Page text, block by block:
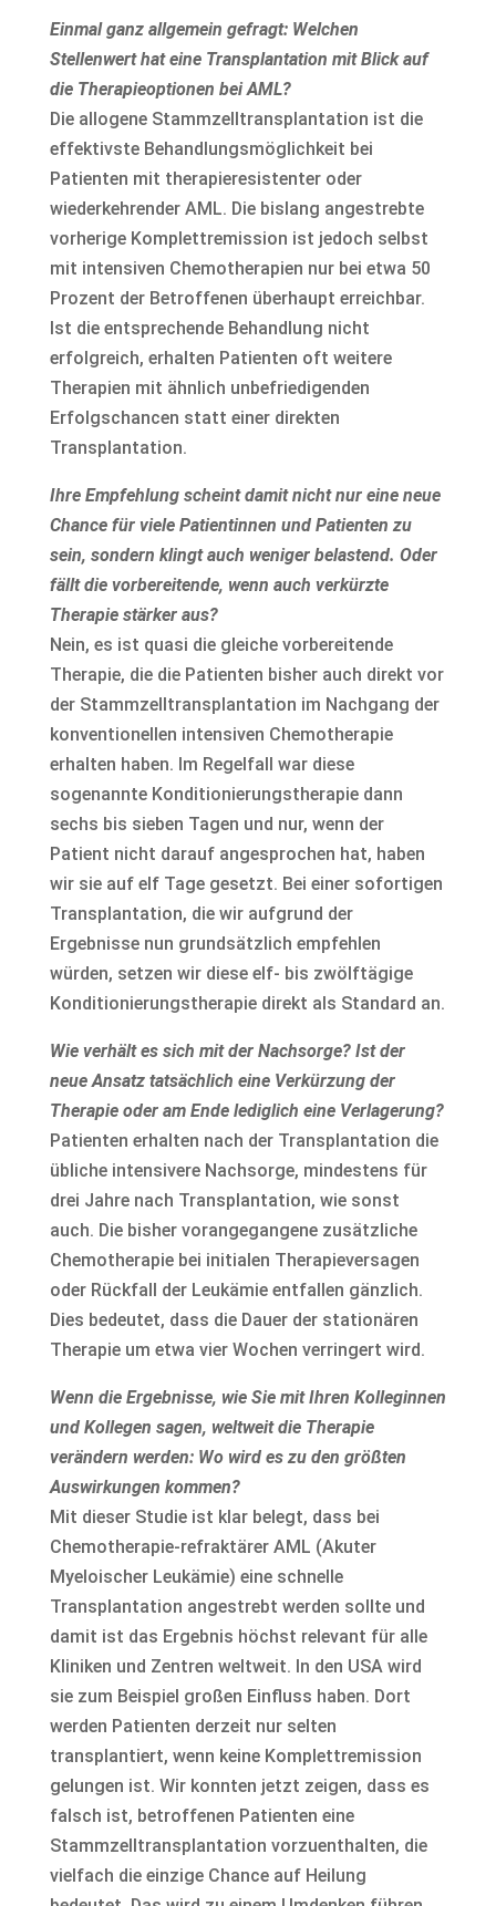
Einmal ganz allgemein gefragt: Welchen
Stellenwert hat eine Transplantation mit Blick auf
die Therapieoptionen bei AML?
Die allogene Stammzelltransplantation ist die
effektivste Behandlungsmöglichkeit bei
Patienten mit therapieresistenter oder
wiederkehrender AML. Die bislang angestrebte
vorherige Komplettremission ist jedoch selbst
mit intensiven Chemotherapien nur bei etwa 50
Prozent der Betroffenen überhaupt erreichbar.
Ist die entsprechende Behandlung nicht
erfolgreich, erhalten Patienten oft weitere
Therapien mit ähnlich unbefriedigenden
Erfolgschancen statt einer direkten
Transplantation.
Ihre Empfehlung scheint damit nicht nur eine neue
Chance für viele Patientinnen und Patienten zu
sein, sondern klingt auch weniger belastend. Oder
fällt die vorbereitende, wenn auch verkürzte
Therapie stärker aus?
Nein, es ist quasi die gleiche vorbereitende
Therapie, die die Patienten bisher auch direkt vor
der Stammzelltransplantation im Nachgang der
konventionellen intensiven Chemotherapie
erhalten haben. Im Regelfall war diese
sogenannte Konditionierungstherapie dann
sechs bis sieben Tagen und nur, wenn der
Patient nicht darauf angesprochen hat, haben
wir sie auf elf Tage gesetzt. Bei einer sofortigen
Transplantation, die wir aufgrund der
Ergebnisse nun grundsätzlich empfehlen
würden, setzen wir diese elf- bis zwölftägige
Konditionierungstherapie direkt als Standard an.
Wie verhält es sich mit der Nachsorge? Ist der
neue Ansatz tatsächlich eine Verkürzung der
Therapie oder am Ende lediglich eine Verlagerung?
Patienten erhalten nach der Transplantation die
übliche intensivere Nachsorge, mindestens für
drei Jahre nach Transplantation, wie sonst
auch. Die bisher vorangegangene zusätzliche
Chemotherapie bei initialen Therapieversagen
oder Rückfall der Leukämie entfallen gänzlich.
Dies bedeutet, dass die Dauer der stationären
Therapie um etwa vier Wochen verringert wird.
Wenn die Ergebnisse, wie Sie mit Ihren Kolleginnen
und Kollegen sagen, weltweit die Therapie
verändern werden: Wo wird es zu den größten
Auswirkungen kommen?
Mit dieser Studie ist klar belegt, dass bei
Chemotherapie-refraktärer AML (Akuter
Myeloischer Leukämie) eine schnelle
Transplantation angestrebt werden sollte und
damit ist das Ergebnis höchst relevant für alle
Kliniken und Zentren weltweit. In den USA wird
sie zum Beispiel großen Einfluss haben. Dort
werden Patienten derzeit nur selten
transplantiert, wenn keine Komplettremission
gelungen ist. Wir konnten jetzt zeigen, dass es
falsch ist, betroffenen Patienten eine
Stammzelltransplantation vorzuenthalten, die
vielfach die einzige Chance auf Heilung